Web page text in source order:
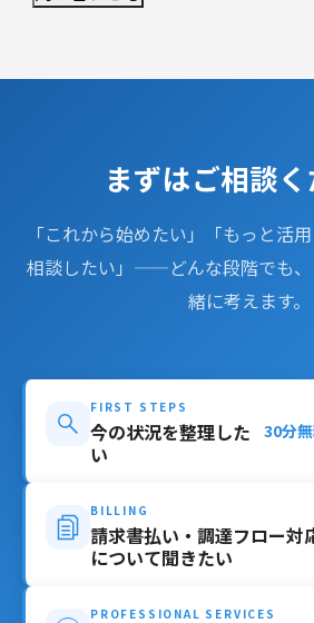
まずはご相談
「これから始めたい」「もっと活
相談したい」——どんな段階でも
緒に考えます。
FIRST STEPS
今の状況を整理した
い
30分
BILLING
請求書払い・調達フロー対
について聞きたい
PROFESSIONAL SERVICES